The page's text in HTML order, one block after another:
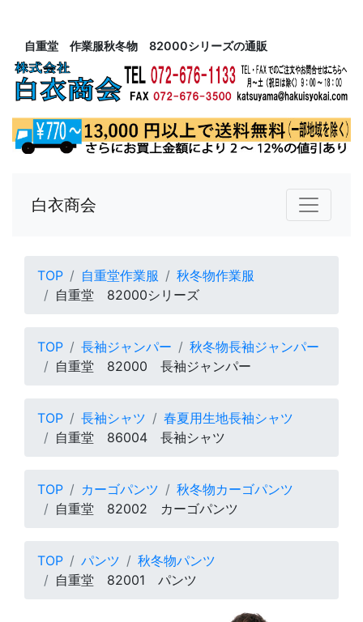
自重堂 作業服秋冬物 82000シリーズの通販
白衣商会
TOP 自重堂作業服
秋冬物作業服
自重堂 82000シリーズ
TOP 長袖ジャンパー
秋冬物長袖ジャンパー
自重堂 82000 長袖ジャンパー
TOP 長袖シャツ
春夏用生地長袖シャツ
自重堂 86004 長袖シャツ
TOP カーゴパンツ
秋冬物カーゴパンツ
自重堂 82002 カーゴパンツ
TOP パンツ
秋冬物パンツ
自重堂 82001 パンツ